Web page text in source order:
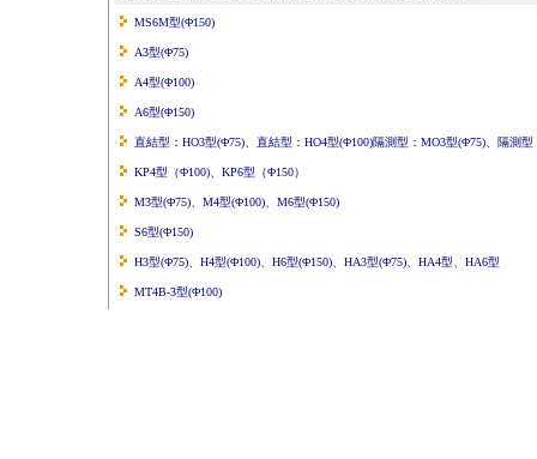
MS6M型(Φ150)
A3型(Φ75)
A4型(Φ100)
A6型(Φ150)
直結型：HO3型(Φ75)、直結型：HO4型(Φ100)隔測型：MO3型(Φ75)、隔測型
KP4型（Φ100)、KP6型（Φ150）
M3型(Φ75)、M4型(Φ100)、M6型(Φ150)
S6型(Φ150)
H3型(Φ75)、H4型(Φ100)、H6型(Φ150)、HA3型(Φ75)、HA4型、HA6型
MT4B-3型(Φ100)